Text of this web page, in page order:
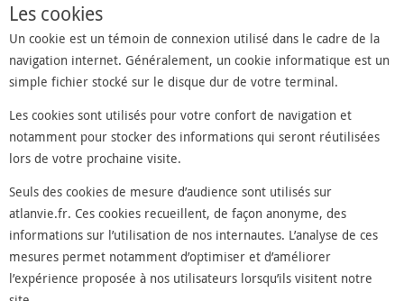
Les cookies
Un cookie est un témoin de connexion utilisé dans le cadre de la
navigation internet. Généralement, un cookie informatique est un
simple fichier stocké sur le disque dur de votre terminal.
Les cookies sont utilisés pour votre confort de navigation et
notamment pour stocker des informations qui seront réutilisées
lors de votre prochaine visite.
Seuls des cookies de mesure d’audience sont utilisés sur
atlanvie.fr. Ces cookies recueillent, de façon anonyme, des
informations sur l’utilisation de nos internautes. L’analyse de ces
mesures permet notamment d’optimiser et d’améliorer
l’expérience proposée à nos utilisateurs lorsqu’ils visitent notre